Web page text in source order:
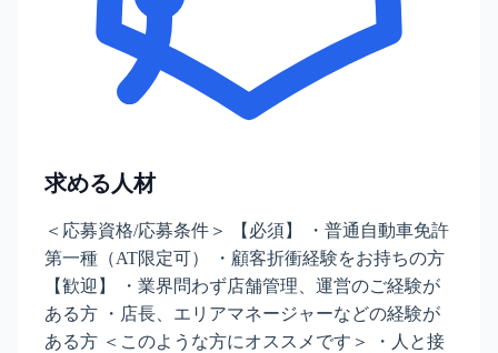
求める人材
＜応募資格/応募条件＞ 【必須】 ・普通自動車免許
第一種（AT限定可） ・顧客折衝経験をお持ちの方
【歓迎】 ・業界問わず店舗管理、運営のご経験が
ある方 ・店長、エリアマネージャーなどの経験が
ある方 ＜このような方にオススメです＞ ・人と接